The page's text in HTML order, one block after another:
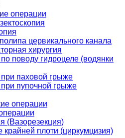
операции
цервикального канала
хирургия
поводу гидроцеле (водянки
паховой грыже
пупочной грыже
операции
(Вазорезекция)
крайней плоти (циркумцизия)